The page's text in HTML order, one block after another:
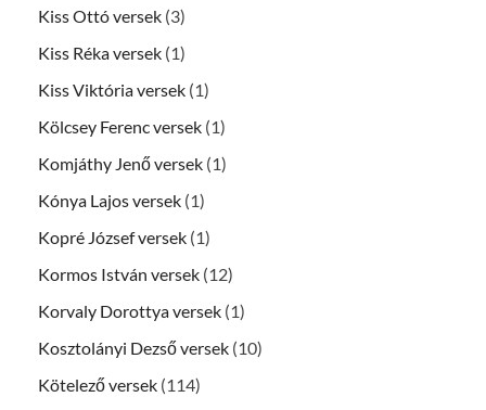
Kiss Ottó versek (3)
Kiss Réka versek (1)
Kiss Viktória versek (1)
Kölcsey Ferenc versek (1)
Komjáthy Jenő versek (1)
Kónya Lajos versek (1)
Kopré József versek (1)
Kormos István versek (12)
Korvaly Dorottya versek (1)
Kosztolányi Dezső versek (10)
Kötelező versek (114)